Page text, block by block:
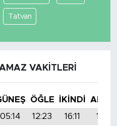
Tatvan
VAKITLERI
ÖĞLE İKINDI
05:14 12:23 16:11
19:22